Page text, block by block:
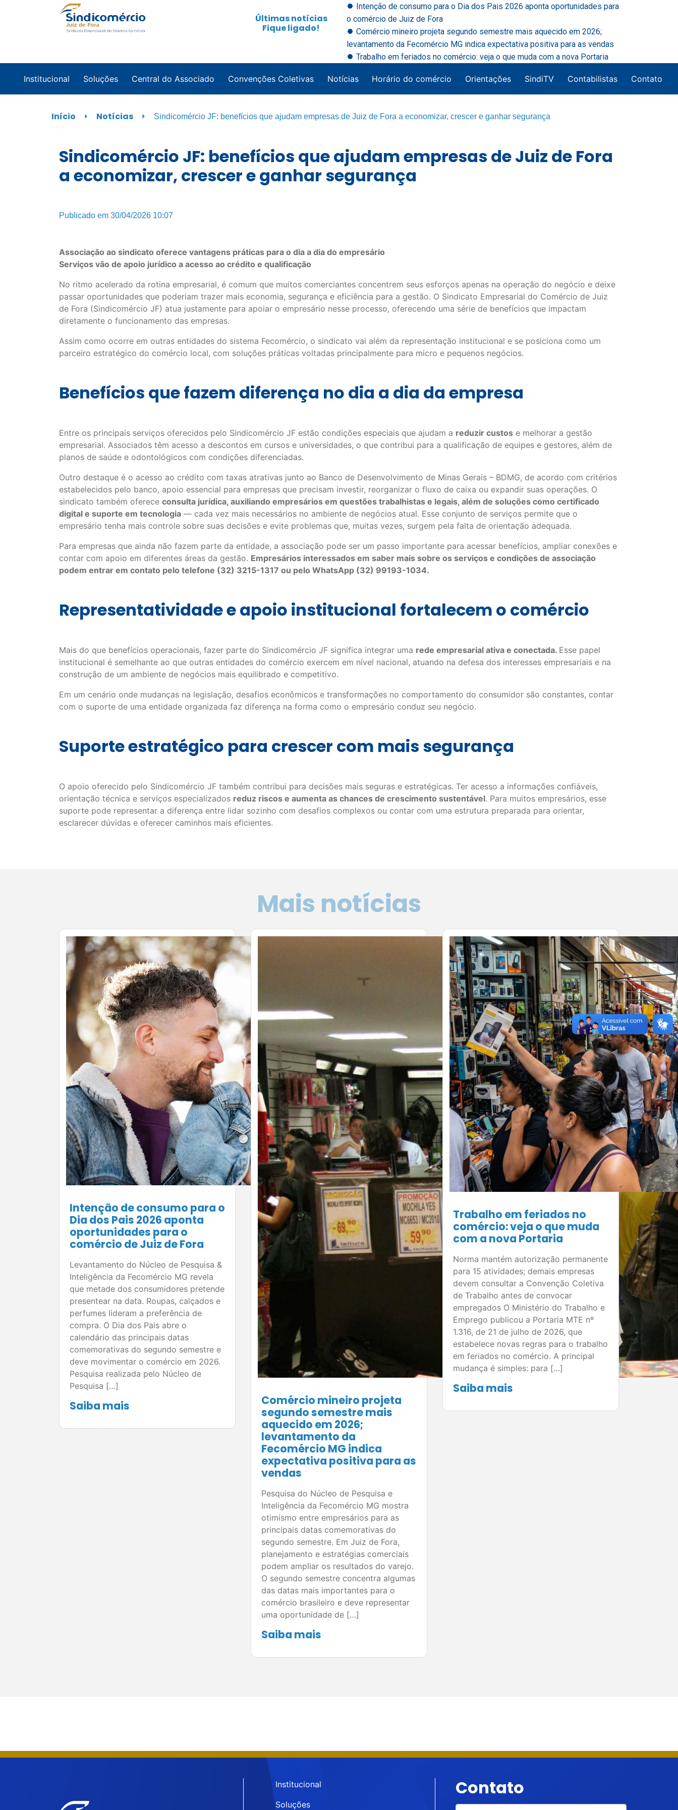
Últimas notícias
Fique ligado!
⏺ Intenção de consumo para o Dia dos Pais 2026 aponta oportunidades para
o comércio de Juiz de Fora
⏺ Comércio mineiro projeta segundo semestre mais aquecido em 2026;
levantamento da Fecomércio MG indica expectativa positiva para as vendas
⏺ Trabalho em feriados no comércio: veja o que muda com a nova Portaria
Institucional Soluções Central do Associado Convenções Coletivas Notícias Horário do comércio Orientações SindiTV Contabilistas Contato
Início ⏵ Notícias ⏵ Sindicomércio JF: benefícios que ajudam empresas de Juiz de Fora a economizar, crescer e ganhar segurança
Sindicomércio JF: benefícios que ajudam empresas de Juiz de Fora
a economizar, crescer e ganhar segurança
Publicado em 30/04/2026 10:07
Associação ao sindicato oferece vantagens práticas para o dia a dia do empresário
Serviços vão de apoio jurídico a acesso ao crédito e qualificação
No ritmo acelerado da rotina empresarial, é comum que muitos comerciantes concentrem seus esforços apenas na operação do negócio e deixe
passar oportunidades que poderiam trazer mais economia, segurança e eficiência para a gestão. O Sindicato Empresarial do Comércio de Juiz
de Fora (Sindicomércio JF) atua justamente para apoiar o empresário nesse processo, oferecendo uma série de benefícios que impactam
diretamente o funcionamento das empresas.
Assim como ocorre em outras entidades do sistema Fecomércio, o sindicato vai além da representação institucional e se posiciona como um
parceiro estratégico do comércio local, com soluções práticas voltadas principalmente para micro e pequenos negócios.
Benefícios que fazem diferença no dia a dia da empresa
Entre os principais serviços oferecidos pelo Sindicomércio JF estão condições especiais que ajudam a reduzir custos e melhorar a gestão
empresarial. Associados têm acesso a descontos em cursos e universidades, o que contribui para a qualificação de equipes e gestores, além de
planos de saúde e odontológicos com condições diferenciadas.
Outro destaque é o acesso ao crédito com taxas atrativas junto ao Banco de Desenvolvimento de Minas Gerais – BDMG, de acordo com critérios
estabelecidos pelo banco, apoio essencial para empresas que precisam investir, reorganizar o fluxo de caixa ou expandir suas operações. O
sindicato também oferece consulta jurídica, auxiliando empresários em questões trabalhistas e legais, além de soluções como certificado
digital e suporte em tecnologia — cada vez mais necessários no ambiente de negócios atual. Esse conjunto de serviços permite que o
empresário tenha mais controle sobre suas decisões e evite problemas que, muitas vezes, surgem pela falta de orientação adequada.
Para empresas que ainda não fazem parte da entidade, a associação pode ser um passo importante para acessar benefícios, ampliar conexões e
contar com apoio em diferentes áreas da gestão. Empresários interessados em saber mais sobre os serviços e condições de associação
podem entrar em contato pelo telefone (32) 3215-1317 ou pelo WhatsApp (32) 99193-1034.
Representatividade e apoio institucional fortalecem o comércio
Mais do que benefícios operacionais, fazer parte do Sindicomércio JF significa integrar uma rede empresarial ativa e conectada. Esse papel
institucional é semelhante ao que outras entidades do comércio exercem em nível nacional, atuando na defesa dos interesses empresariais e na
construção de um ambiente de negócios mais equilibrado e competitivo.
Em um cenário onde mudanças na legislação, desafios econômicos e transformações no comportamento do consumidor são constantes, contar
com o suporte de uma entidade organizada faz diferença na forma como o empresário conduz seu negócio.
Suporte estratégico para crescer com mais segurança
O apoio oferecido pelo Sindicomércio JF também contribui para decisões mais seguras e estratégicas. Ter acesso a informações confiáveis,
orientação técnica e serviços especializados reduz riscos e aumenta as chances de crescimento sustentável. Para muitos empresários, esse
suporte pode representar a diferença entre lidar sozinho com desafios complexos ou contar com uma estrutura preparada para orientar,
esclarecer dúvidas e oferecer caminhos mais eficientes.
Mais notícias
Intenção de consumo para o
Dia dos Pais 2026 aponta
oportunidades para o
comércio de Juiz de Fora
Levantamento do Núcleo de Pesquisa &
Inteligência da Fecomércio MG revela
que metade dos consumidores pretende
presentear na data. Roupas, calçados e
perfumes lideram a preferência de
compra. O Dia dos Pais abre o
calendário das principais datas
comemorativas do segundo semestre e
deve movimentar o comércio em 2026.
Pesquisa realizada pelo Núcleo de
Pesquisa […]
Saiba mais
Comércio mineiro projeta
segundo semestre mais
aquecido em 2026;
levantamento da
Fecomércio MG indica
expectativa positiva para as
vendas
Pesquisa do Núcleo de Pesquisa e
Inteligência da Fecomércio MG mostra
otimismo entre empresários para as
principais datas comemorativas do
segundo semestre. Em Juiz de Fora,
planejamento e estratégias comerciais
podem ampliar os resultados do varejo.
O segundo semestre concentra algumas
das datas mais importantes para o
comércio brasileiro e deve representar
uma oportunidade de […]
Saiba mais
Trabalho em feriados no
comércio: veja o que muda
com a nova Portaria
Norma mantém autorização permanente
para 15 atividades; demais empresas
devem consultar a Convenção Coletiva
de Trabalho antes de convocar
empregados O Ministério do Trabalho e
Emprego publicou a Portaria MTE nº
1.316, de 21 de julho de 2026, que
estabelece novas regras para o trabalho
em feriados no comércio. A principal
mudança é simples: para […]
Saiba mais
Institucional
Soluções
Contato